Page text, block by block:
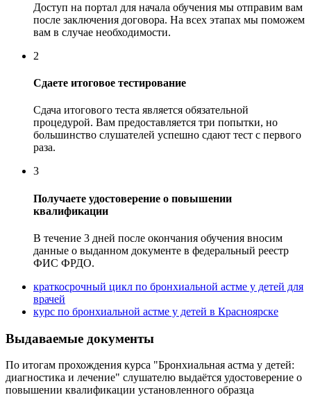
Доступ на портал для начала обучения мы отправим вам
после заключения договора. На всех этапах мы поможем
вам в случае необходимости.
2
Сдаете итоговое тестирование
Сдача итогового теста является обязательной
процедурой. Вам предоставляется три попытки, но
большинство слушателей успешно сдают тест с первого
раза.
3
Получаете удостоверение о повышении
квалификации
В течение 3 дней после окончания обучения вносим
данные о выданном документе в федеральный реестр
ФИС ФРДО.
краткосрочный цикл по бронхиальной астме у детей для
врачей
курс по бронхиальной астме у детей в Красноярске
Выдаваемые документы
По итогам прохождения курса "Бронхиальная астма у детей:
диагностика и лечение" слушателю выдаётся удостоверение о
повышении квалификации установленного образца